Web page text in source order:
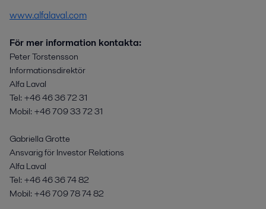
www.alfalaval.com
För mer information kontakta:
Peter Torstensson
Informationsdirektör
Alfa Laval
Tel: +46 46 36 72 31
Mobil: +46 709 33 72 31
Gabriella Grotte
Ansvarig för Investor Relations
Alfa Laval
Tel: +46 46 36 74 82
Mobil: +46 709 78 74 82